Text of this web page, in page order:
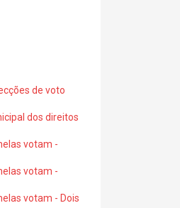
de voto
dos direitos
votam -
votam -
votam - Dois